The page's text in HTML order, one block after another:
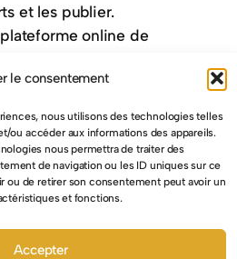
le consentement
nous utilisons des technologies telles
ou accéder aux informations des appareils.
nous permettra de traiter des
de navigation ou les ID uniques sur ce
ou de retirer son consentement peut avoir un
et fonctions.
Accepter
et les publier.
online de
publiés et de créer
disponible sur
iPhone pour visualiser
et les tableaux de